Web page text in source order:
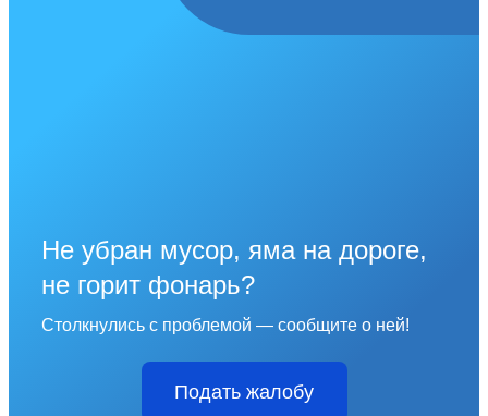
Не убран мусор, яма на дороге,
не горит фонарь?
Столкнулись с проблемой — сообщите о ней!
Подать жалобу